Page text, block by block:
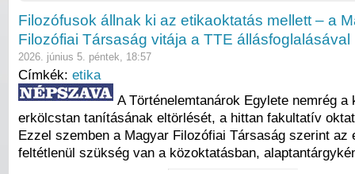
Filozófusok állnak ki az etikaoktatás mellett – a
Filozófiai Társaság vitája a TTE állásfoglalásával
2026. június 5. péntek, 18:57
Címkék: etika
A Történelemtanárok Egylete nemrég a
erkölcstan tanításának eltörlését, a hittan fakultatív
Ezzel szemben a Magyar Filozófiai Társaság szerint az
feltétlenül szükség van a közoktatásban,